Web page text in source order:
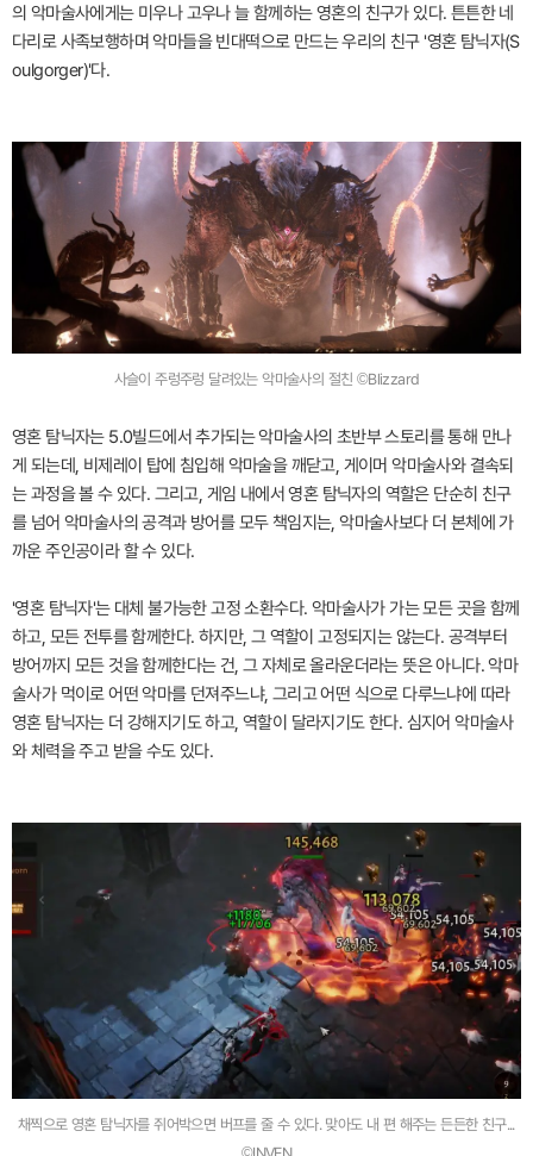
의 악마술사에게는 미우나 고우나 늘 함께하는 영혼의 친구가 있다. 튼튼한 네
다리로 사족보행하며 악마들을 빈대떡으로 만드는 우리의 친구 '영혼 탐닉자(S
oulgorger)'다.
사슬이 주렁주렁 달려있는 악마술사의 절친 ©Blizzard
영혼 탐닉자는 5.0빌드에서 추가되는 악마술사의 초반부 스토리를 통해 만나
게 되는데, 비제레이 탑에 침입해 악마술을 깨닫고, 게이머 악마술사와 결속되
는 과정을 볼 수 있다. 그리고, 게임 내에서 영혼 탐닉자의 역할은 단순히 친구
를 넘어 악마술사의 공격과 방어를 모두 책임지는, 악마술사보다 더 본체에 가
까운 주인공이라 할 수 있다.
'영혼 탐닉자'는 대체 불가능한 고정 소환수다. 악마술사가 가는 모든 곳을 함께
하고, 모든 전투를 함께한다. 하지만, 그 역할이 고정되지는 않는다. 공격부터
방어까지 모든 것을 함께한다는 건, 그 자체로 올라운더라는 뜻은 아니다. 악마
술사가 먹이로 어떤 악마를 던져주느냐, 그리고 어떤 식으로 다루느냐에 따라
영혼 탐닉자는 더 강해지기도 하고, 역할이 달라지기도 한다. 심지어 악마술사
와 체력을 주고 받을 수도 있다.
채찍으로 영혼 탐닉자를 쥐어박으면 버프를 줄 수 있다. 맞아도 내 편 해주는 든든한 친구...